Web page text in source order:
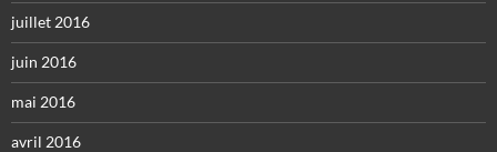
juillet 2016
juin 2016
mai 2016
avril 2016